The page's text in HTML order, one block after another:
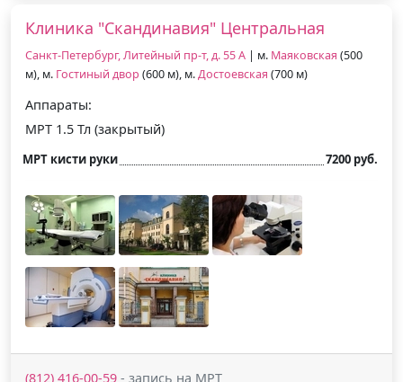
Клиника "Скандинавия" Центральная
Санкт-Петербург, Литейный пр-т, д. 55 А | м. Маяковская (500
м), м. Гостиный двор (600 м), м.Достоевская (700 м)
Аппараты:
МРТ 1.5 Тл (закрытый)
МРТ кисти руки 7200 руб.
(812) 416-00-59 - запись на МРТ